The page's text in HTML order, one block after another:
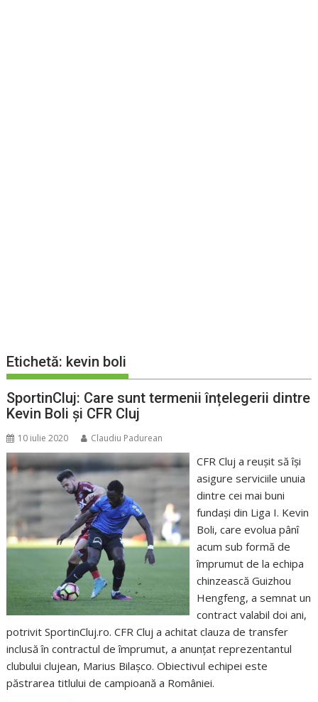
Etichetă: kevin boli
SportinCluj: Care sunt termenii înțelegerii dintre
Kevin Boli și CFR Cluj
10 iulie 2020 Claudiu Padurean
CFR Cluj a reușit să își
asigure serviciile unuia
dintre cei mai buni
fundași din Liga I. Kevin
Boli, care evolua pânî
acum sub formă de
împrumut de la echipa
chinzească Guizhou
Hengfeng, a semnat un
contract valabil doi ani,
potrivit SportinCluj.ro. CFR Cluj a achitat clauza de transfer
inclusă în contractul de împrumut, a anunțat reprezentantul
clubului clujean, Marius Bilașco. Obiectivul echipei este
păstrarea titlului de campioană a României.